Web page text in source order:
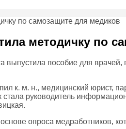
методичку по
выпустила пособие для
к. м. н., медицинский юрист,
стала руководитель
опроса медработников,